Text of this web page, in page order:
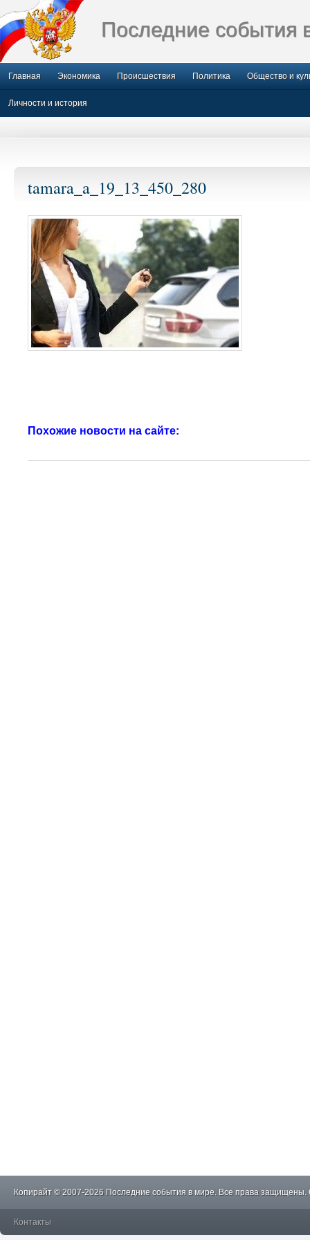
Последние события
Главная Экономика Происшествия Политика Общество и
Личности и история
tamara_a_19_13_450_280
Похожие новости на сайте:
Копирайт © 2007-2026 Последние события в мире. Все права защищены.
Контакты